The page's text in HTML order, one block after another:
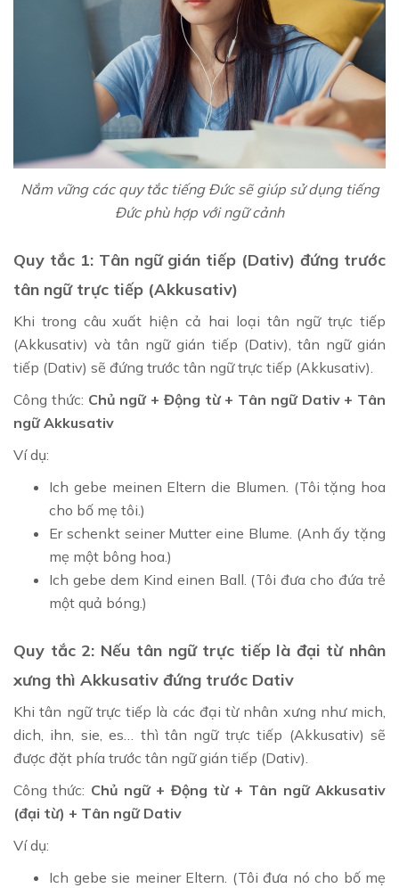
Nắm vững các quy tắc tiếng Đức sẽ giúp sử dụng tiếng
Đức phù hợp với ngữ cảnh
Quy tắc 1: Tân ngữ gián tiếp (Dativ) đứng trước
tân ngữ trực tiếp (Akkusativ)
Khi trong câu xuất hiện cả hai loại tân ngữ trực tiếp
(Akkusativ) và tân ngữ gián tiếp (Dativ), tân ngữ gián
tiếp (Dativ) sẽ đứng trước tân ngữ trực tiếp (Akkusativ).
Công thức: Chủ ngữ + Động từ + Tân ngữ Dativ + Tân
ngữ Akkusativ
Ví dụ:
Ich gebe meinen Eltern die Blumen. (Tôi tặng hoa
cho bố mẹ tôi.)
Er schenkt seiner Mutter eine Blume. (Anh ấy tặng
mẹ một bông hoa.)
Ich gebe dem Kind einen Ball. (Tôi đưa cho đứa trẻ
một quả bóng.)
Quy tắc 2: Nếu tân ngữ trực tiếp là đại từ nhân
xưng thì Akkusativ đứng trước Dativ
Khi tân ngữ trực tiếp là các đại từ nhân xưng như mich,
dich, ihn, sie, es… thì tân ngữ trực tiếp (Akkusativ) sẽ
được đặt phía trước tân ngữ gián tiếp (Dativ).
Công thức: Chủ ngữ + Động từ + Tân ngữ Akkusativ
(đại từ) + Tân ngữ Dativ
Ví dụ:
Ich gebe sie meiner Eltern. (Tôi đưa nó cho bố mẹ